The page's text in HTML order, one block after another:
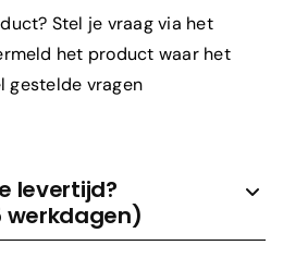
Stel je vraag via het
het product waar het
gestelde vragen
levertijd?